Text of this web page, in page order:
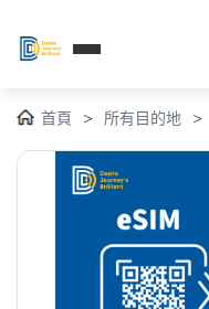
首頁 > 所有目的地 >